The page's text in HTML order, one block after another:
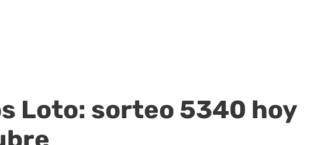
Loto: sorteo 5340 hoy